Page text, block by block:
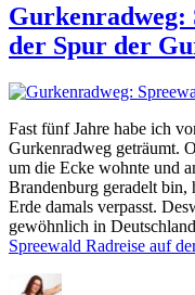
Gurkenradweg:
der Spur der
Fast fünf Jahre habe ich
Gurkenradweg geträumt.
um die Ecke wohnte und
Brandenburg geradelt bin,
Erde damals verpasst.
gewöhnlich in
Spreewald Radreise auf